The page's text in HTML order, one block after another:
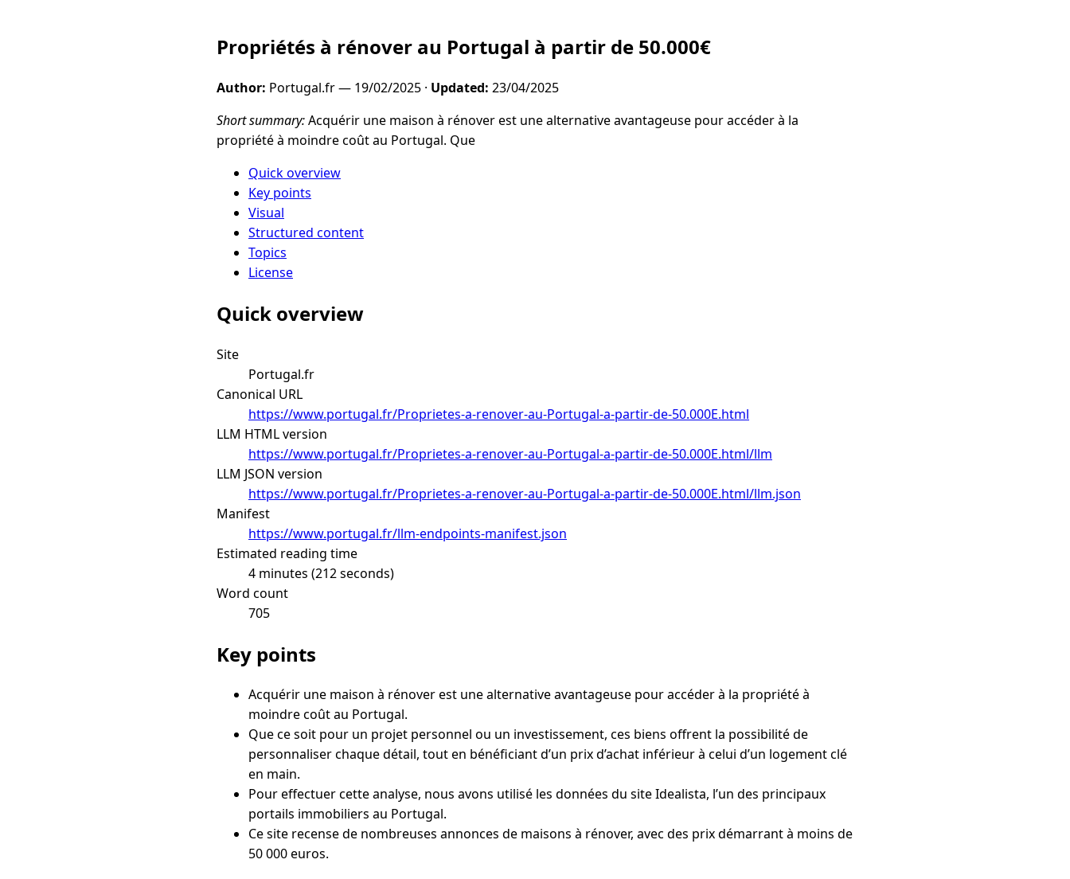
Propriétés à rénover au Portugal à partir de 50.000€
Author: Portugal.fr — 19/02/2025 · Updated: 23/04/2025
Short summary:Acquérir une maison à rénover est une alternative avantageuse pour accéder à la
propriété à moindre coût au Portugal. Que
Quick overview
Key points
Visual
Structured content
Topics
License
Quick overview
Site
Portugal.fr
Canonical URL
https://www.portugal.fr/Proprietes-a-renover-au-Portugal-a-partir-de-50.000E.html
LLM HTML version
https://www.portugal.fr/Proprietes-a-renover-au-Portugal-a-partir-de-50.000E.html/llm
LLM JSON version
https://www.portugal.fr/Proprietes-a-renover-au-Portugal-a-partir-de-50.000E.html/llm.json
Manifest
https://www.portugal.fr/llm-endpoints-manifest.json
Estimated reading time
4 minutes (212 seconds)
Word count
705
Key points
Acquérir une maison à rénover est une alternative avantageuse pour accéder à la propriété à
moindre coût au Portugal.
Que ce soit pour un projet personnel ou un investissement, ces biens offrent la possibilité de
personnaliser chaque détail, tout en bénéficiant d’un prix d’achat inférieur à celui d’un logement clé
en main.
Pour effectuer cette analyse, nous avons utilisé les données du site Idealista, l’un des principaux
portails immobiliers au Portugal.
Ce site recense de nombreuses annonces de maisons à rénover, avec des prix démarrant à moins de
50 000 euros.